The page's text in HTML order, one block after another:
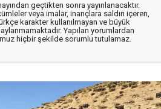
geçtikten sonra yayınlanacaktır.
veya imalar, inançlara saldırı içeren,
karakter kullanılmayan ve büyük
Yapılan yorumlardan
hiçbir şekilde sorumlu tutulamaz.